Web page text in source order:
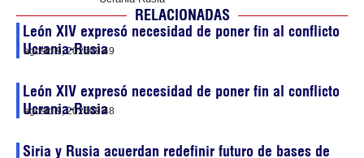
RELACIONADAS
León XIV expresó necesidad de poner fin al conflicto
Ucrania-Rusia
agosto 9, 202609:49
León XIV expresó necesidad de poner fin al conflicto
Ucrania-Rusia
agosto 9, 202609:48
Siria y Rusia acuerdan redefinir futuro de bases de